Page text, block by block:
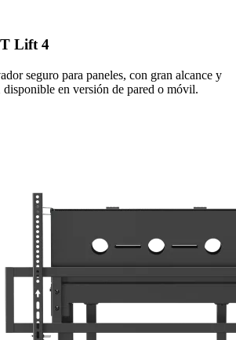
Lift 4
seguro para paneles, con gran alcance y
disponible en versión de pared o móvil.